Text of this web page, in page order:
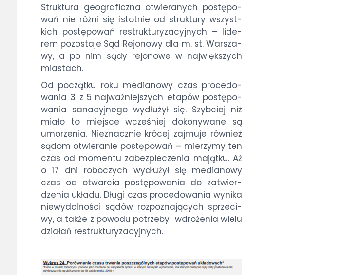
Struk­tu­ra geo­gra­ficz­na otwie­ra­nych po­stę­po­
wań nie róż­ni się istot­nie od struk­tu­ry wszyst­
kich po­stę­po­wań re­struk­tu­ry­za­cyj­nych – li­de­
rem po­zo­sta­je Sąd Re­jo­no­wy dla m. st. War­sza­
wy, a po nim są­dy re­jo­no­we w naj­więk­szych
mia­stach.
Od po­cząt­ku ro­ku me­dia­no­wy czas pro­ce­do­
wa­nia 3 z 5 naj­waż­niej­szych eta­pów po­stę­po­
wa­nia sa­na­cyj­ne­go wy­dłu­żył się. Szyb­ciej niż
mia­ło to miej­sce wcze­śniej do­ko­ny­wa­ne są
umo­rze­nia. Nie­znacz­nie kró­cej zaj­mu­je rów­nież
są­dom otwie­ra­nie po­stę­po­wań – mie­rzy­my ten
czas od mo­men­tu za­bez­pie­cze­nia ma­jąt­ku. Aż
o 17 dni ro­bo­czych wy­dłu­żył się me­dia­no­wy
czas od otwar­cia po­stę­po­wa­nia do za­twier­
dze­nia ukła­du. Dłu­gi czas pro­ce­do­wa­nia wy­ni­ka
nie­wy­dol­no­ści są­dów roz­po­zna­ją­cych sprze­ci­
wy, a tak­że z po­wo­du po­trze­by wdro­że­nia wie­lu
dzia­łań re­struk­tu­ry­za­cyj­nych.